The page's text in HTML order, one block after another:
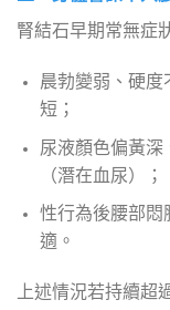
腎結石早期常無症
晨勃變弱、硬度
短；
尿液顏色偏黃深
（潛在血尿）；
性行為後腰部悶
適。
上述情況若持續超